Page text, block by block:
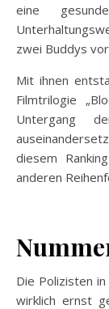
eine
zwei Buddys
Mit ihnen
Filmtrilogie
Untergang
diesem
anderen
Die Polizisten
wirklich ernst